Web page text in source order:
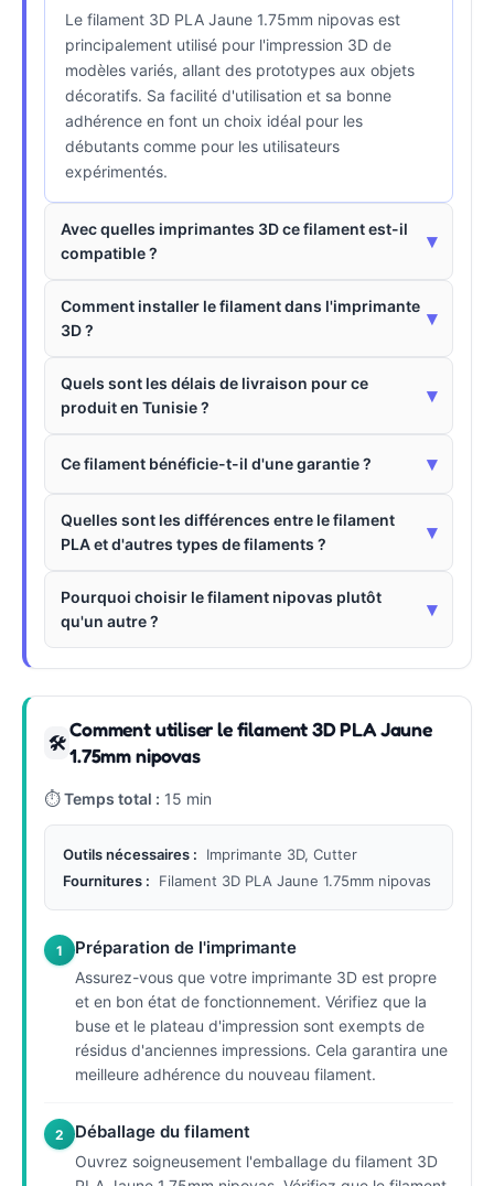
Le filament 3D PLA Jaune 1.75mm nipovas est
principalement utilisé pour l'impression 3D de
modèles variés, allant des prototypes aux objets
décoratifs. Sa facilité d'utilisation et sa bonne
adhérence en font un choix idéal pour les
débutants comme pour les utilisateurs
expérimentés.
Avec quelles imprimantes 3D ce filament est-il
compatible ?
▾
Comment installer le filament dans l'imprimante
3D ?
▾
Quels sont les délais de livraison pour ce
produit en Tunisie ?
▾
Ce filament bénéficie-t-il d'une garantie ? ▾
Quelles sont les différences entre le filament
PLA et d'autres types de filaments ?
▾
Pourquoi choisir le filament nipovas plutôt
qu'un autre ?
▾
🛠
Comment utiliser le filament 3D PLA Jaune
1.75mm nipovas
⏱Temps total : 15 min
Outils nécessaires :
Imprimante 3D, Cutter
Fournitures :
Filament 3D PLA Jaune 1.75mm nipovas
1 Préparation de l'imprimante
Assurez-vous que votre imprimante 3D est propre
et en bon état de fonctionnement. Vérifiez que la
buse et le plateau d'impression sont exempts de
résidus d'anciennes impressions. Cela garantira une
meilleure adhérence du nouveau filament.
2 Déballage du filament
Ouvrez soigneusement l'emballage du filament 3D